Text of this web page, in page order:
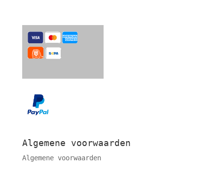
Algemene voorwaarden
Algemene voorwaarden